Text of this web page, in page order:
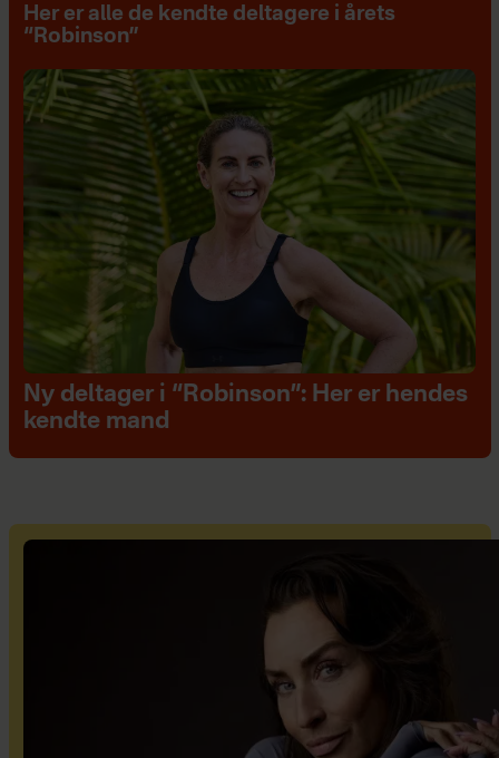
Her er alle de kendte deltagere i årets
“Robinson”
Ny deltager i “Robinson”: Her er hendes
kendte mand